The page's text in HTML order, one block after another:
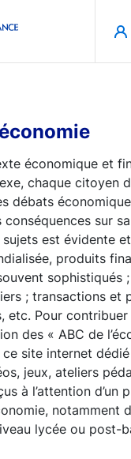
Menu Principal
économique et
chaque citoyen
débats
sur
est évidente
produits
sophistiqués
; transactions et
etc. Pour
des « ABC de
site internet
jeux, ateliers
à l’attention d’un
notamment
lycée ou post-